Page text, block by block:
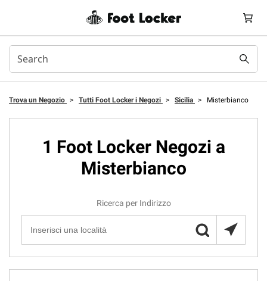
Trova un Negozio > Tutti Foot Locker i Negozi > Sicilia > Misterbianco
1 Foot Locker Negozi a
Misterbianco
Ricerca per Indirizzo